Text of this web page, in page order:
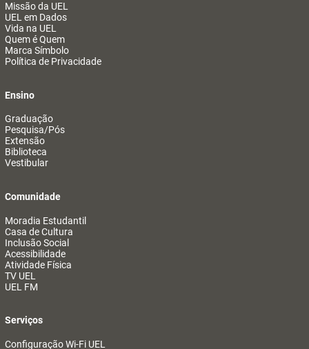
Missão da UEL
UEL em Dados
Vida na UEL
Quem é Quem
Marca Símbolo
Política de Privacidade
Ensino
Graduação
Pesquisa/Pós
Extensão
Biblioteca
Vestibular
Comunidade
Moradia Estudantil
Casa de Cultura
Inclusão Social
Acessibilidade
Atividade Física
TV UEL
UEL FM
Serviços
Configuração Wi-Fi UEL